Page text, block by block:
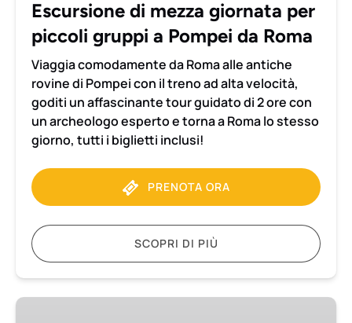
Pompei
Escursione di mezza giornata per
piccoli gruppi a Pompei da Roma
Viaggia comodamente da Roma alle antiche
rovine di Pompei con il treno ad alta velocità,
goditi un affascinante tour guidato di 2 ore con
un archeologo esperto e torna a Roma lo stesso
giorno, tutti i biglietti inclusi!
PRENOTA ORA
SCOPRI DI PIÙ
Pompei